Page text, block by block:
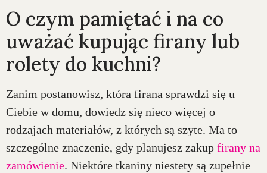
O czym pamiętać i na co
uważać kupując firany lub
rolety do kuchni?
Zanim postanowisz, która firana sprawdzi się u
Ciebie w domu, dowiedz się nieco więcej o
rodzajach materiałów, z których są szyte. Ma to
szczególne znaczenie, gdy planujesz zakup firany na
zamówienie. Niektóre tkaniny niestety są zupełnie